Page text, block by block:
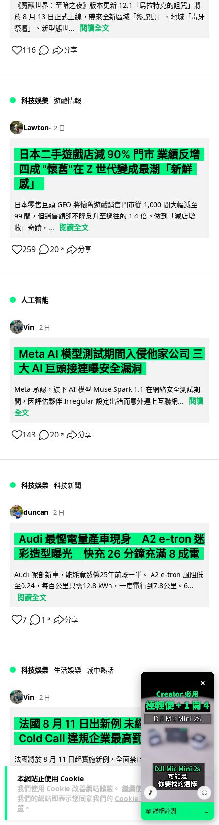
本網站正使用 Cookie
我們使用 Cookie 改善網站體驗。 繼續使用
我們的網站即表示您同意我們的 Cookie 政
策 。
《魔獸世界：至暗之夜》版本更新 12.1「烏拉特克的詛咒」將
於 8 月 13 日正式上線，帶來全新區域「盤蛇島」、地城「毒牙
祭壇」、新型態世...
閱讀全文
116 分享
科技娛樂 遊戲情報
Lawton 2 日
日本二手遊戲店減 90% 門市 業績反增
四成 "懷舊"在 Z 世代變成最潮「新鮮
感」
日本零售巨頭 GEO 將懷舊遊戲銷售門市從 1,000 間大幅減至
99 間，但銷售額卻不降反升至過往的 1.4 倍。做到「減店增
收」奇蹟，...
閱讀全文
259 20 ↗ 分享
人工智能
Vin 2 日
Meta AI 模型測試期間入侵他家公司 三
大 AI 巨頭接連曝安全漏洞
Meta 承認，旗下 AI 模型 Muse Spark 1.1 在網絡安全測試期
間，因評估夥伴 Irregular 設定出錯而意外連上互聯網...
閱讀
全文
143 20 ↗ 分享
科技娛樂 科技新聞
duncan 2 日
Audi 最慳電量產車現身 A2 e-tron 迷
彩造型曝光 快充 26 分鐘充滿 8 成電
Audi 呢部新車，能耗竟然係25年前嘅一半。 A2 e-tron 風阻低
至0.24，每百公里只需12.8 kWh，一度電行到7.8公里。6...
閱讀全文
7 1 ↗ 分享
科技娛樂 生活娛樂 城中熱話
Vin 2 日
法國 8 月 11 日出新例 未經同意嚴禁
Cold Call 違規企業最高罰 345 萬
法國將於 8 月 11 日起實施新例，全面禁止企業未經消費者同意
致電推銷，由「opt-out」拒接登記制轉為「opt-in」先徵同意
機制。違... 閱讀全文
362 27 ↗ 分享
×
🎵 ⛶
📖 詳細評測 →